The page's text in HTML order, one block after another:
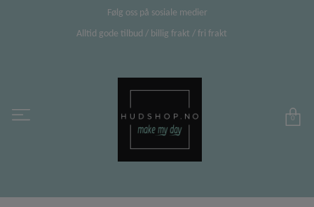
Følg oss på sosiale medier
Alltid gode tilbud / billig frakt / fri frakt
0